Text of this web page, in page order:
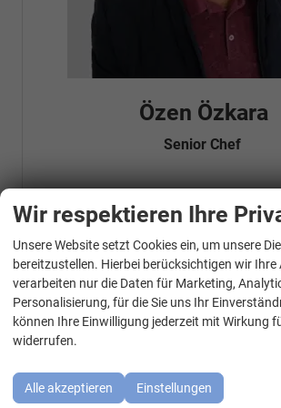
Özen Özkara
Senior Chef
Telefonnummer: 07181 -
Fahrzeugnr.
Geparkte Fahrzeuge (0)
BMW
Cupra
Wir respektieren Ihre
Unsere Website setzt Cookies ein, um unsere
bereitzustellen. Hierbei berücksichtigen wir Ihre
verarbeiten nur die Daten für Marketing,
Personalisierung, für die Sie uns Ihr
können Ihre Einwilligung jederzeit mit Wirkung
widerrufen.
Alle akzeptieren Einstellungen